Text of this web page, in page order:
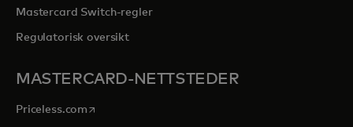
Mastercard Switch-regler
Regulatorisk oversikt
MASTERCARD-NETTSTEDER
Priceless.com opens in a new tab